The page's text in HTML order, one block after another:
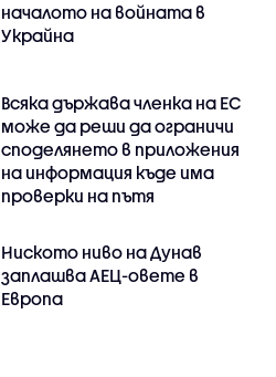
началото на войната в
Украйна
Всяка държава членка на ЕС
може да реши да ограничи
споделянето в приложения
на информация къде има
проверки на пътя
Ниското ниво на Дунав
заплашва АЕЦ-овете в
Европа